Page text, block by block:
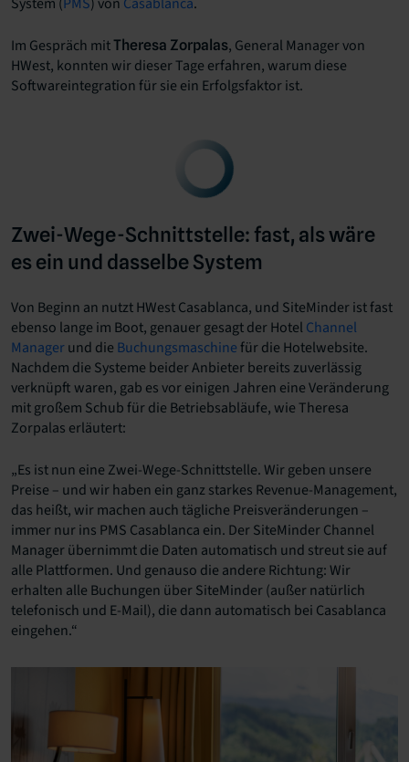
Im Gespräch mitTheresa Zorpalas, General Manager von
HWest, konnten wir dieser Tage erfahren, warum diese
Softwareintegration für sie ein Erfolgsfaktor ist.
Zwei-Wege-Schnittstelle: fast, als wäre
es ein und dasselbe System
Von Beginn an nutzt HWest Casablanca, und SiteMinder ist fast
ebenso lange im Boot, genauer gesagt der Hotel Channel
Managerund die Buchungsmaschinefür die Hotelwebsite.
Nachdem die Systeme beider Anbieter bereits zuverlässig
verknüpft waren, gab es vor einigen Jahren eine Veränderung
mit großem Schub für die Betriebsabläufe, wie Theresa
Zorpalas erläutert:
„Es ist nun eine Zwei-Wege-Schnittstelle. Wir geben unsere
Preise – und wir haben ein ganz starkes Revenue-Management,
das heißt, wir machen auch tägliche Preisveränderungen –
immer nur ins PMS Casablanca ein. Der SiteMinder Channel
Manager übernimmt die Daten automatisch und streut sie auf
alle Plattformen. Und genauso die andere Richtung: Wir
erhalten alle Buchungen über SiteMinder (außer natürlich
telefonisch und E-Mail), die dann automatisch bei Casablanca
eingehen.“